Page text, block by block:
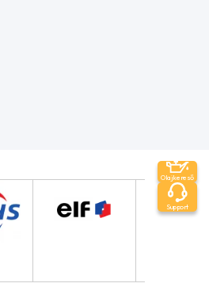
Olajkereső
Support